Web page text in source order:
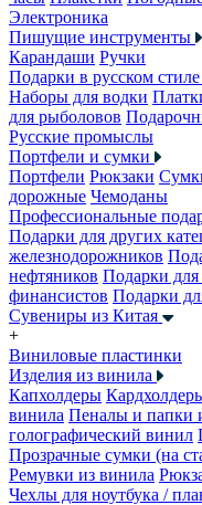
Электроника
Пишущие инструменты
Карандаши Ручки
Подарки в русском стиле
Наборы для водки
для рыболовов
Русские промыслы
Портфели и сумки
Портфели Рюкзаки
дорожные Чемоданы
Профессиональные
Подарки для других
железнодорожников
нефтяников Подарки для
финансистов Подарки
Сувениры из Китая
+
Виниловые пластинки
Изделия из винила
Капхолдеры
винила Пеналы и папки
голографический винил
Прозрачные сумки (на
Ремувки из винила
Чехлы для ноутбука /